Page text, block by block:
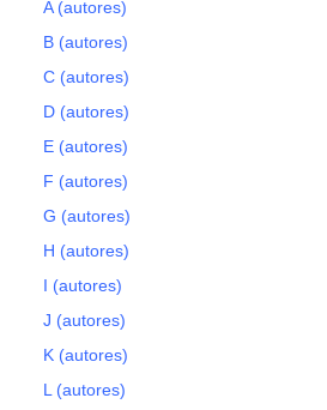
A (autores)
B (autores)
C (autores)
D (autores)
E (autores)
F (autores)
G (autores)
H (autores)
I (autores)
J (autores)
K (autores)
L (autores)